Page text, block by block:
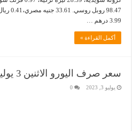
3.99 درهم …
أكمل القراءة »
سعر صرف اليورو الاثنين 3 يوليو 2023
يوليو 3, 2023 0